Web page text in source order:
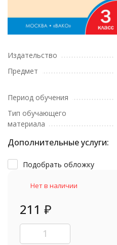
Издательство
Предмет
Период обучения
Тип обучающего
материала
Дополнительные услуги:
Подобрать обложку
Нет в наличии
211 ₽